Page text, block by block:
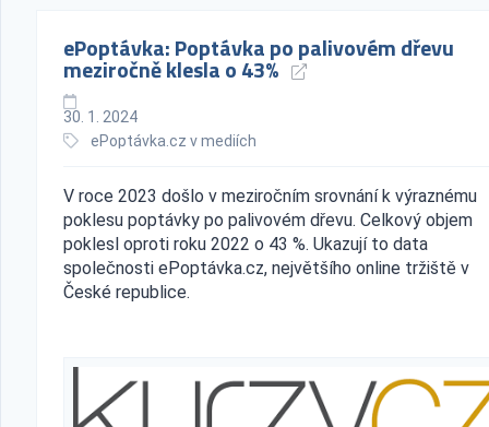
ePoptávka: Poptávka po palivovém dřevu
meziročně klesla o 43%
30. 1. 2024
ePoptávka.cz v mediích
V roce 2023 došlo v meziročním srovnání k výraznému
poklesu poptávky po palivovém dřevu. Celkový objem
poklesl oproti roku 2022 o 43 %. Ukazují to data
společnosti ePoptávka.cz, největšího online tržiště v
České republice.